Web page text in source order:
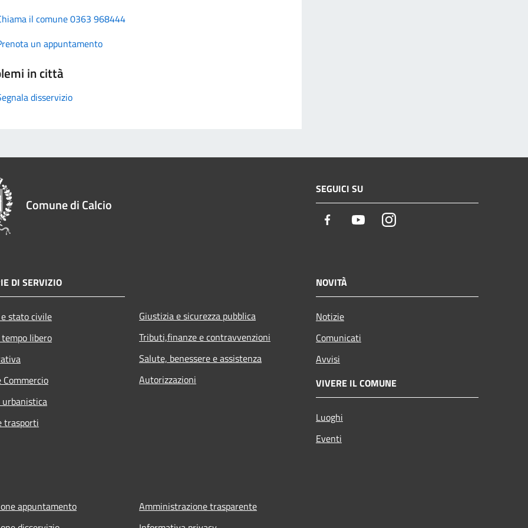
il comune 0363 968444
un appuntamento
in città
disservizio
Comune di Calcio
SEGUICI SU
Facebook YoutubeInstagram
DI SERVIZIO
stato civile
libero
Commercio
urbanistica
trasporti
Giustizia e sicurezza pubblica
Tributi,finanze e contravvenzioni
Salute, benessere e assistenza
Autorizzazioni
NOVITÀ
Notizie
Comunicati
Avvisi
VIVERE IL COMUNE
Luoghi
Eventi
appuntamento
Amministrazione trasparente